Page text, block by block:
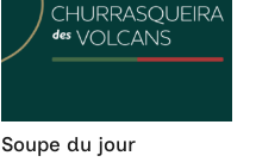
Soupe du jour